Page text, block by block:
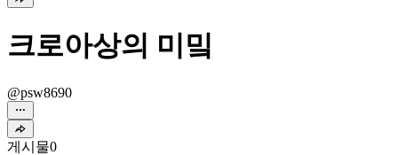
크로아상의 미밐
@psw8690
게시물0